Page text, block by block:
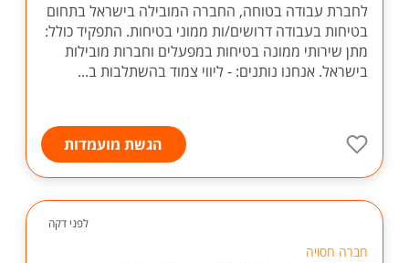
לחברת עבודה בטוחה, החברה המובילה בישראל בתחום
בטיחות בעבודה דרושים/ות ממוני בטיחות. התפקיד כולל:
מתן שירותי ממונה בטיחות במפעלים וחברות מובילות
בישראל. אנחנו נותנים: - ליווי צמוד בהשתלבות ב...
הגשת מועמדות
לפני דקה
חברה חסויה